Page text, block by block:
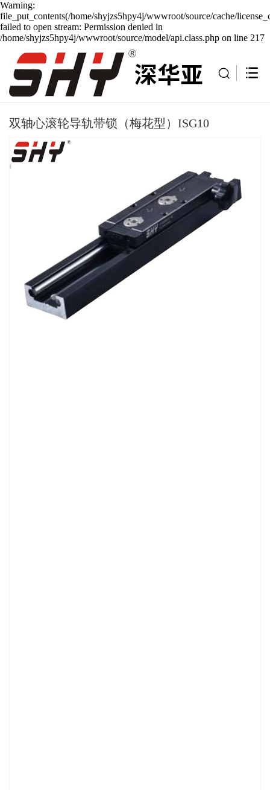
Warning:
file_put_contents(/home/shyjzs5hpy4j/wwwroot/source/cache/
failed to open stream: Permission denied in
/home/shyjzs5hpy4j/wwwroot/source/model/api.class.php on line 217
双轴心滚轮导轨带锁（梅花型）ISG10